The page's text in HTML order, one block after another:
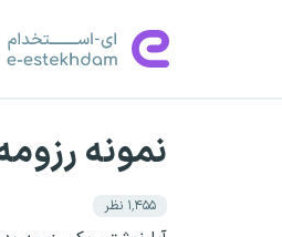
نمونه
۱٬۴۵۵ نظر